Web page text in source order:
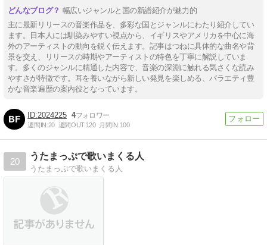
幅広いジャンルと国の新譜紹介が魅力的
主に最新リリースの音楽作品を、多彩な国とジャンルにわたり紹介してい
ます。日本人には馴染みやすい視点から、イギリスやアメリカを中心に海
外のアーティストの動向を鋭く伝えます。記事はつねに具体的な曲名や背
景を交え、リリースの時期やアーティストの特色を丁寧に解説していま
す。多くのジャンルに精通した内容で、音楽の深淵に触れる気さくな読み
やすさが特徴です。耳を養いながら新しい発見を楽しめる、バラエティ豊
かな音楽遍歴の案内役となっています。
2024225 4
週間IN:20 週間OUT:120 月間IN:100
20
うたまっぷで歌いまくる人
うたまっぷで歌いまくる人